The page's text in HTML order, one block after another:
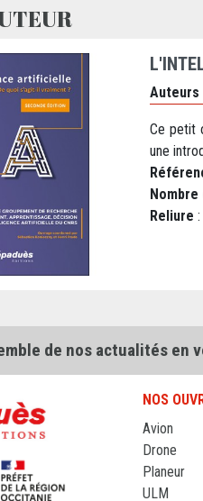
Auteurs
Ce petit
une
Nombre
Reliure
de nos actualités en
NOS
Avion
Drone
Planeur
ULM